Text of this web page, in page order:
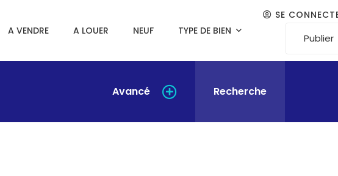
A VENDRE A LOUER NEUF TYPE DE BIEN
SE
Publier
Avancé Recherche